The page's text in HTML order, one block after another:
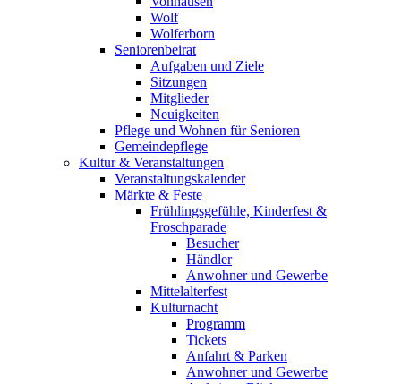
Wolf
Wolferborn
Seniorenbeirat
Aufgaben und Ziele
Sitzungen
Mitglieder
Neuigkeiten
Pflege und Wohnen für Senioren
Gemeindepflege
Kultur & Veranstaltungen
Veranstaltungskalender
Märkte & Feste
Frühlingsgefühle, Kinderfest &
Froschparade
Besucher
Händler
Anwohner und Gewerbe
Mittelalterfest
Kulturnacht
Programm
Tickets
Anfahrt & Parken
Anwohner und Gewerbe